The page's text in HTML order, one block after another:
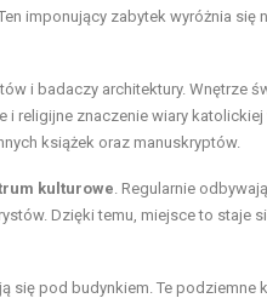
imponujący zabytek wyróżnia się
i badaczy architektury. Wnętrze
religijne znaczenie wiary katolickiej
książek oraz manuskryptów.
kulturowe . Regularnie
Dzięki temu, miejsce to staje
się pod budynkiem. Te podziemne